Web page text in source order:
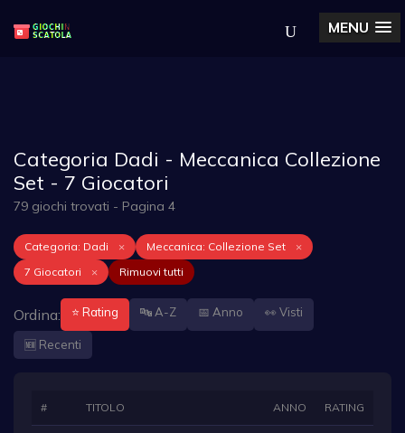
MENU
Categoria Dadi - Meccanica Collezione
Set - 7 Giocatori
79 giochi trovati - Pagina 4
Categoria: Dadi × Meccanica: Collezione Set
×
7 Giocatori
× Rimuovi tutti
Ordina: ⭐ Rating 🔤 A-Z 📅 Anno 👀 Visti
🆕 Recenti
# TITOLO ANNO RATING